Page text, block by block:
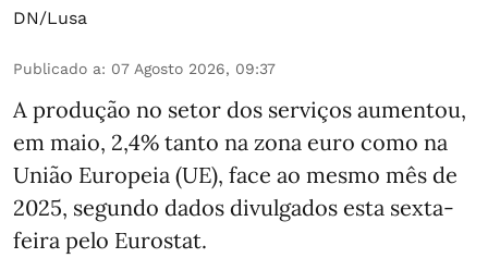
DN/Lusa
Publicado a: 07 Agosto 2026, 09:37
A produção no setor dos serviços aumentou,
em maio, 2,4% tanto na zona euro como na
União Europeia (UE), face ao mesmo mês de
2025, segundo dados divulgados esta sexta-
feira pelo Eurostat.